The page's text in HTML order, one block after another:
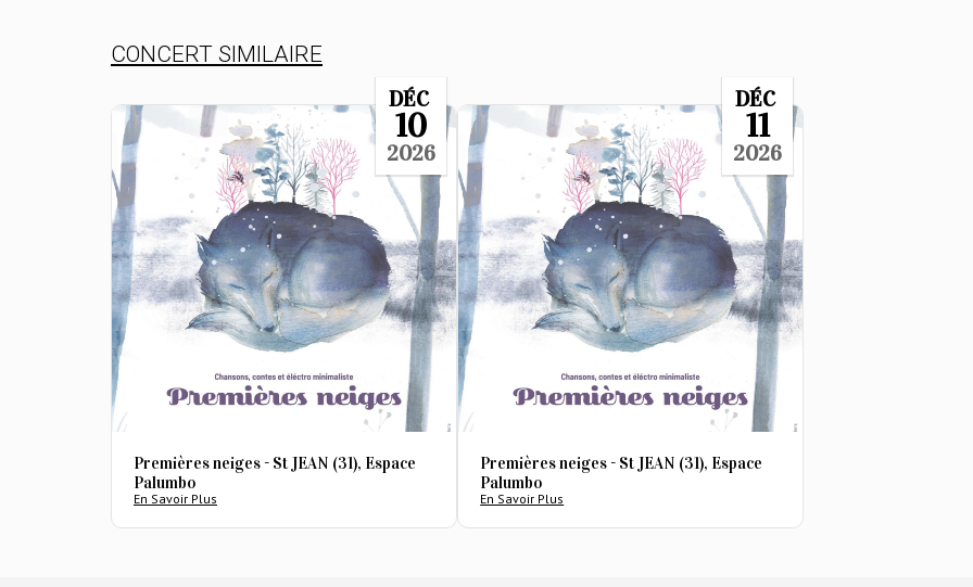
CONCERT SIMILAIRE
DÉC
10
2026
Premières neiges - St JEAN (31), Espace
Palumbo
En Savoir Plus
DÉC
11
2026
Premières neiges - St JEAN (31), Espace
Palumbo
En Savoir Plus